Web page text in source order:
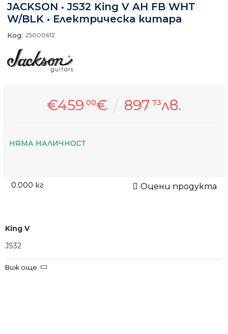
JACKSON • JS32 King V AH FB WHT
W/BLK • Електрическа китара
Код: 25000612
€459 00€ 897 73лв.
НЯМА НАЛИЧНОСТ
0.000 кг Оцени продукта
King V
JS32
Електрическа китара
Виж още